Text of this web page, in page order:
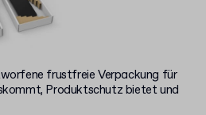
frustfreie Verpackung für
Produktschutz bietet und